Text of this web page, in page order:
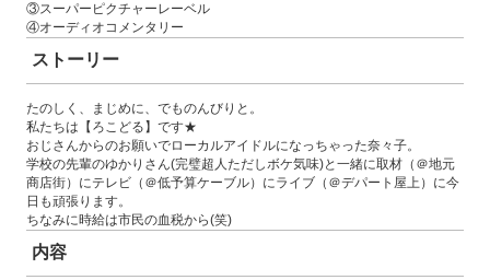
③スーパーピクチャーレーベル
④オーディオコメンタリー
ストーリー
たのしく、まじめに、でものんびりと。
私たちは【ろこどる】です★
おじさんからのお願いでローカルアイドルになっちゃった奈々子。
学校の先輩のゆかりさん(完璧超人ただしボケ気味)と一緒に取材（＠地元
商店街）にテレビ（＠低予算ケーブル）にライブ（＠デパート屋上）に今
日も頑張ります。
ちなみに時給は市民の血税から(笑)
内容